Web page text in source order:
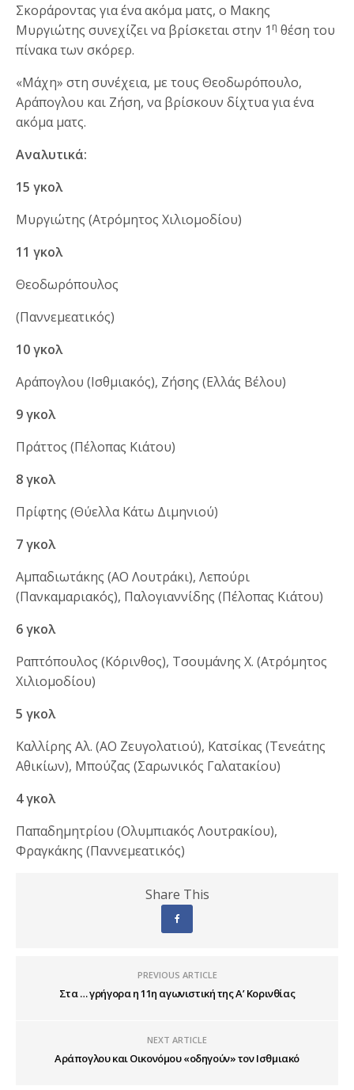
Σκοράροντας για ένα ακόμα ματς, ο Μακης
Μυργιώτης συνεχίζει να βρίσκεται στην 1 η θέση του
πίνακα των σκόρερ.
«Μάχη» στη συνέχεια, με τους Θεοδωρόπουλο,
Αράπογλου και Ζήση, να βρίσκουν δίχτυα για ένα
ακόμα ματς.
Αναλυτικά:
15 γκολ
Μυργιώτης (Ατρόμητος Χιλιομοδίου)
11 γκολ
Θεοδωρόπουλος
(Παννεμεατικός)
10 γκολ
Αράπογλου (Ισθμιακός), Ζήσης (Ελλάς Βέλου)
9 γκολ
Πράττος (Πέλοπας Κιάτου)
8 γκολ
Πρίφτης (Θύελλα Κάτω Διμηνιού)
7 γκολ
Αμπαδιωτάκης (ΑΟ Λουτράκι), Λεπούρι
(Πανκαμαριακός), Παλογιαννίδης (Πέλοπας Κιάτου)
6 γκολ
Ραπτόπουλος (Κόρινθος), Τσουμάνης Χ. (Ατρόμητος
Χιλιομοδίου)
5 γκολ
Καλλίρης Αλ. (ΑΟ Ζευγολατιού), Κατσίκας (Τενεάτης
Αθικίων), Μπούζας (Σαρωνικός Γαλατακίου)
4 γκολ
Παπαδημητρίου (Ολυμπιακός Λουτρακίου),
Φραγκάκης (Παννεμεατικός)
Share This
PREVIOUS ARTICLE
Στα … γρήγορα η 11η αγωνιστική της Α’ Κορινθίας
NEXT ARTICLE
Αράπογλου και Οικονόμου «οδηγούν» τον Ισθμιακό